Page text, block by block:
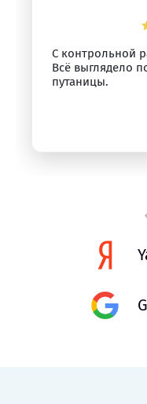
С контрольной
Всё выглядело
путаницы.